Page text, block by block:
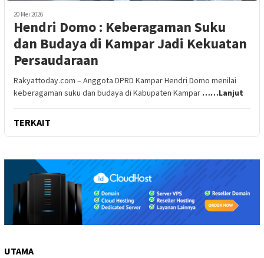
20 Mei 2026
Hendri Domo : Keberagaman Suku
dan Budaya di Kampar Jadi Kekuatan
Persaudaraan
Rakyattoday.com – Anggota DPRD Kampar Hendri Domo menilai
keberagaman suku dan budaya di Kabupaten Kampar ……Lanjut
TERKAIT
UTAMA